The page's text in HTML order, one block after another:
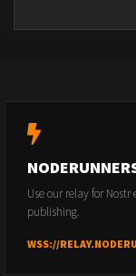
Use our relay for
publishing.
WSS://